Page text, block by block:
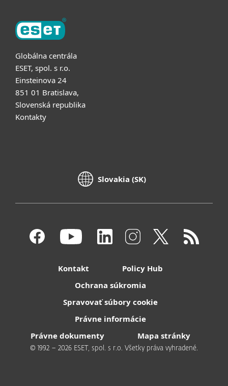
Globálna centrála
ESET, spol. s r.o.
Einsteinova 24
851 01 Bratislava,
Slovenská republika
Kontakty
Slovakia (SK)
Kontakt
Policy Hub
Ochrana súkromia
Spravovať súbory cookie
Právne informácie
Právne dokumenty
Mapa stránky
© 1992 – 2026 ESET, spol. s r.o. Všetky práva vyhradené.